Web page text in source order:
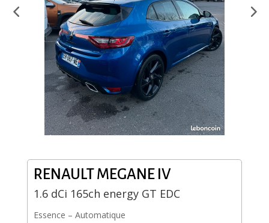
RENAULTMEGANE IV
1.6 dCi 165ch energy GT EDC
Essence – Automatique